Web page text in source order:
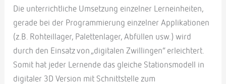
Die unterrichtliche Umsetzung einzelner Lerneinheiten,
gerade bei der Programmierung einzelner Applikationen
(z.B. Rohteillager, Palettenlager, Abfüllen usw.) wird
durch den Einsatz von „digitalen Zwillingen“ erleichtert.
Somit hat jeder Lernende das gleiche Stationsmodell in
digitaler 3D Version mit Schnittstelle zum